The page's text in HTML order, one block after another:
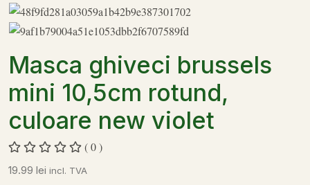
Masca ghiveci brussels
mini 10,5cm rotund,
culoare new violet
( 0 )
19.99 lei incl. TVA